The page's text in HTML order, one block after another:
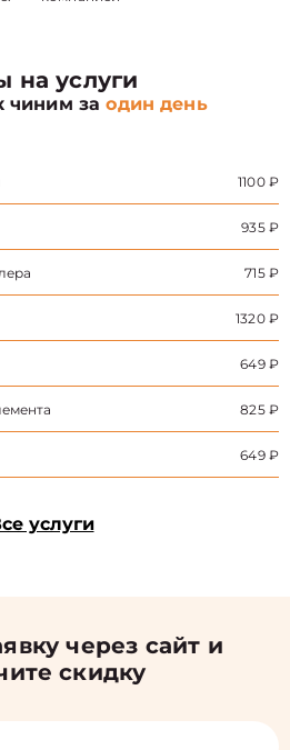
на услуги
чиним заодин день
1100 ₽
935 ₽
715 ₽
1320 ₽
649 ₽
825 ₽
649 ₽
услуги
через сайт и
скидку